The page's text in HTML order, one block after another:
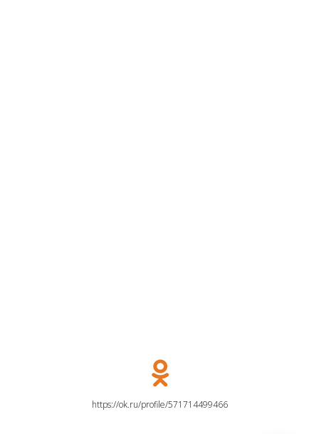
https://ok.ru/profile/571714499466